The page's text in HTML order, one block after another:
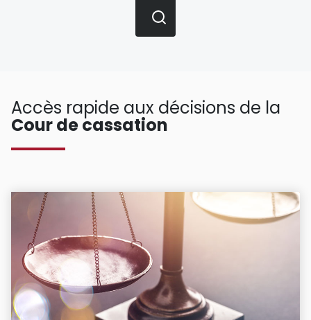
Accès rapide aux décisions de la
Cour de cassation